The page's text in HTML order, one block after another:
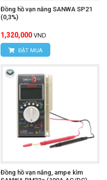
Đồng hồ vạn năng SANWA SP21
(0,3%)
1,320,000 VND
ĐẶT MUA
Đồng hồ vạn năng, ampe kìm